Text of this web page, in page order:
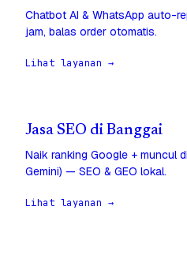
Chatbot AI & WhatsApp auto-
jam, balas order otomatis.
Lihat layanan →
Jasa SEO di Banggai
Naik ranking Google + muncul
Gemini) — SEO & GEO lokal.
Lihat layanan →